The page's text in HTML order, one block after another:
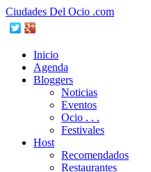
Ciudades Del Ocio .com
Inicio
Agenda
Bloggers
Noticias
Eventos
Ocio . . .
Festivales
Host
Recomendados
Restaurantes